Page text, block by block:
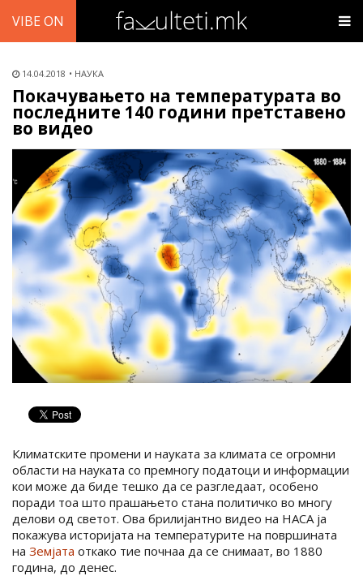
VIBE ON
14.04.2018 НАУКА
Покачувањето на температурата во
последните 140 години претставено
во видео
Климатските промени и науката за климата се огромни
области на науката со премногу податоци и информации
кои може да биде тешко да се разгледаат, особено
поради тоа што прашањето стана политичко во многу
делови од светот. Ова брилијантно видео на НАСА ја
покажува историјата на температурите на површината
на Земјата откако тие почнаа да се снимаат, во 1880
година, до денес.